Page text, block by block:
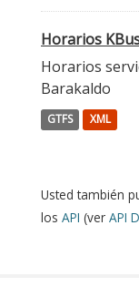
Horarios
Horarios
Barakaldo
GTFS XML
Usted también
los API (ver API